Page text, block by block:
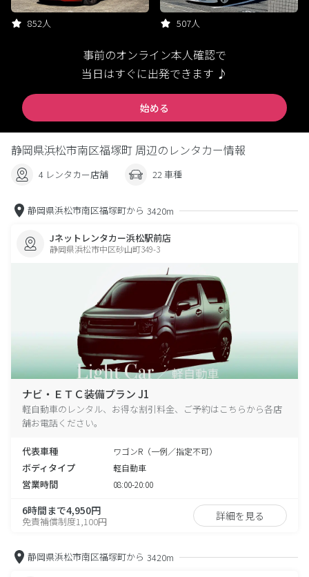
852人 507人
事前のオンライン本人確認で
当日はすぐに出発できます ♪
始める
静岡県浜松市南区福塚町 周辺のレンタカー情報
4 レンタカー店舗 22 車種
静岡県浜松市南区福塚町から 3420m
Jネットレンタカー浜松駅前店
静岡県浜松市中区砂山町349-3
ナビ・ＥＴＣ装備プラン J1
軽自動車のレンタル、お得な割引料金、ご予約はこちらから各店
舗お電話ください。
代表車種 ワゴンR（一例／指定不可）
ボディタイプ 軽自動車
営業時間 08:00-20:00
6時間まで4,950円
免責補償制度1,100円 詳細を見る
静岡県浜松市南区福塚町から 3420m